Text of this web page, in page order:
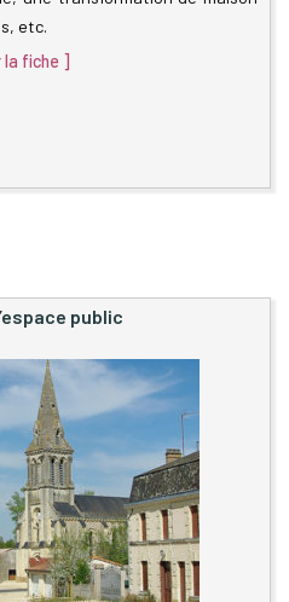
etc.
la fiche ]
public